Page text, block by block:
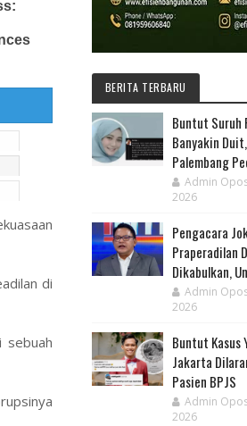
di
sebuah
BERITA TERBARU
Buntut Suruh
Banyakin
Palembang
Admin
2026
Pengacara
Praperadilan
Dikabulkan,
Admin
2026
Buntut Kasus
Jakarta
Pasien BPJS
Admin
2026